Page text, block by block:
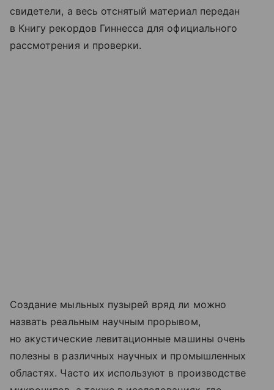
свидетели, а весь отснятый материал передан
в Книгу рекордов Гиннесса для официального
рассмотрения и проверки.
Создание мыльных пузырей вряд ли можно
назвать реальным научным прорывом,
но акустические левитационные машины очень
полезны в различных научных и промышленных
областях. Часто их используют в производстве